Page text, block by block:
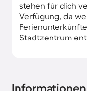
stehen für dich
Verfügung, da
Stadtzentrum